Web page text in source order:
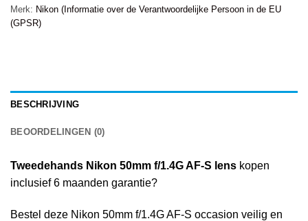
Merk: Nikon (Informatie over de Verantwoordelijke Persoon in de EU
(GPSR)
BESCHRIJVING
BEOORDELINGEN (0)
Tweedehands Nikon 50mm f/1.4G AF-S lens kopen
inclusief 6 maanden garantie?
Bestel deze Nikon 50mm f/1.4G AF-S occasion veilig en